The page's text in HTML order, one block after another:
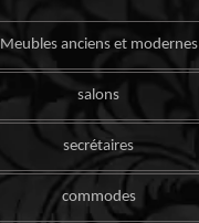
Meubles anciens et modernes
salons
secrétaires
commodes